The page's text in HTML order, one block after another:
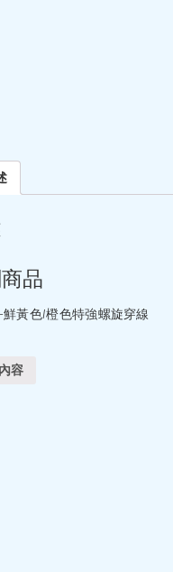
品
黃色/橙色特強螺旋穿線
容